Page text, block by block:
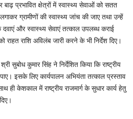
बाढ़ प्रभावित क्षेत्रों में स्वास्थ्य सेवाओं को सतत
ग्रामीणों की स्वास्थ्य जांच की जाए तथा उन्हें
और स्वास्थ्य सेवाएं तत्काल उपलब्ध कराई
राशि अविलंब जारी करने के भी निर्देश दिए।
सुबोध कुमार सिंह ने निर्देशित किया कि राष्ट्रीय
पाए। इसके लिए कार्यपालन अभियंता तत्काल प्रस्ताव
ही केशकाल में राष्ट्रीय राजमार्ग के सुधार कार्य हेतु